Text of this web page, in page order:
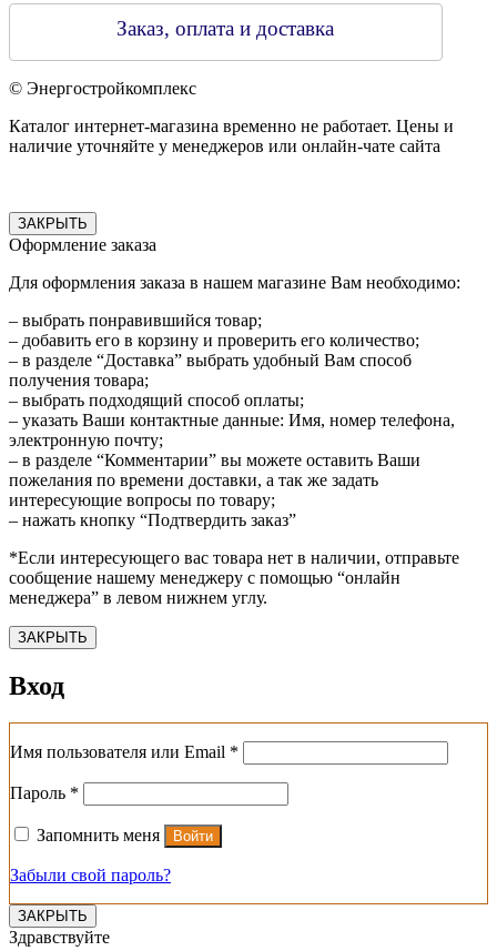
Заказ, оплата и доставка
© Энергостройкомплекс
Каталог интернет-магазина временно не работает. Цены и
наличие уточняйте у менеджеров или онлайн-чате сайта
ЗАКРЫТЬ
Оформление заказа
Для оформления заказа в нашем магазине Вам необходимо:
– выбрать понравившийся товар;
– добавить его в корзину и проверить его количество;
– в разделе “Доставка” выбрать удобный Вам способ
получения товара;
– выбрать подходящий способ оплаты;
– указать Ваши контактные данные: Имя, номер телефона,
электронную почту;
– в разделе “Комментарии” вы можете оставить Ваши
пожелания по времени доставки, а так же задать
интересующие вопросы по товару;
– нажать кнопку “Подтвердить заказ”
*Если интересующего вас товара нет в наличии, отправьте
сообщение нашему менеджеру с помощью “онлайн
менеджера” в левом нижнем углу.
ЗАКРЫТЬ
Вход
Имя пользователя или Email *
Пароль *
Запомнить меня Войти
Забыли свой пароль?
ЗАКРЫТЬ
Здравствуйте